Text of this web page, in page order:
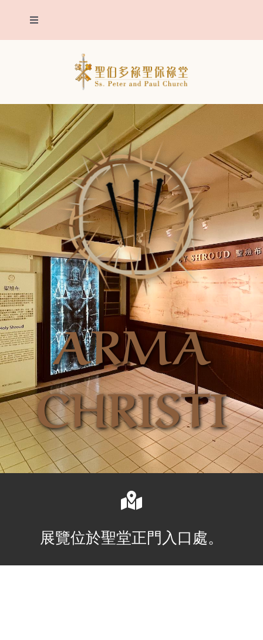
content
Toggle
Navigation
堂區報告
聖事
明供聖體
聯絡我們
ENGLISHARMA
CHRISTI
展覽位於聖堂正門入口處。